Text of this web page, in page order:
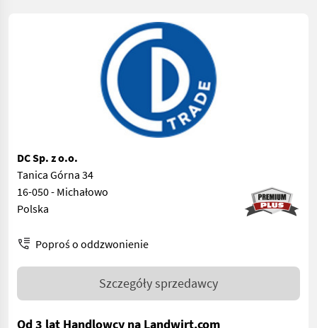
DC Sp. z o.o.
Tanica Górna 34
16-050 - Michałowo
Polska
Poproś o oddzwonienie
Szczegóły sprzedawcy
Od 3 lat Handlowcy na Landwirt.com